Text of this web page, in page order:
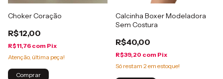
Choker Coração
R$12,00
R$11,76 com Pix
Atenção, última peça!
Comprar
Calcinha Boxer Modeladora
Sem Costura
R$40,00
R$39,20 com Pix
Só restam 2em estoque!